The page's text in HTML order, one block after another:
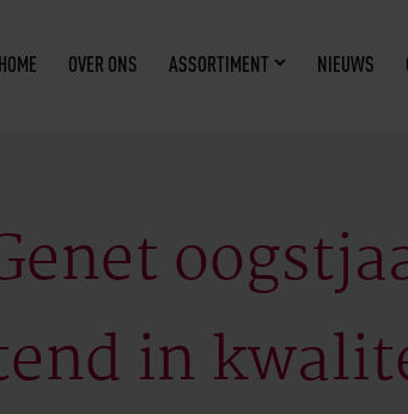
HOME OVER ONS ASSORTIMENT NIEUWS
in